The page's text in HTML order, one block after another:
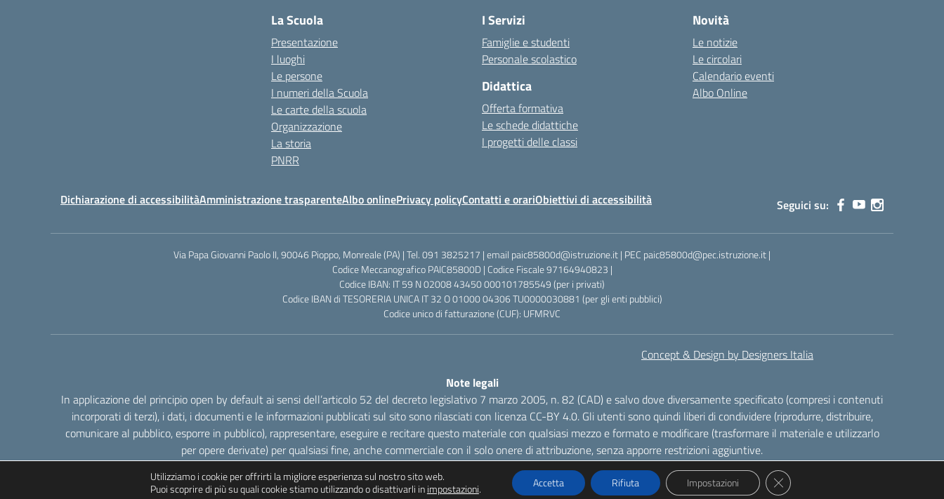
La Scuola
Presentazione
I luoghi
Le persone
I numeri della Scuola
Le carte della scuola
Organizzazione
La storia
PNRR
I Servizi
Famiglie e studenti
Personale scolastico
Didattica
Offerta formativa
Le schede didattiche
I progetti delle classi
Novità
Le notizie
Le circolari
Calendario eventi
Albo Online
Dichiarazione di accessibilitàAmministrazione trasparenteAlbo onlinePrivacy policyContatti e orariObiettivi di accessibilità Seguici su:
Via Papa Giovanni Paolo II, 90046 Pioppo, Monreale (PA) | Tel. 091 3825217 | email paic85800d@istruzione.it | PEC paic85800d@pec.istruzione.it |
Codice Meccanografico PAIC85800D | Codice Fiscale 97164940823 |
Codice IBAN: IT 59 N 02008 43450 000101785549 (per i privati)
Codice IBAN di TESORERIA UNICA IT 32 O 01000 04306 TU0000030881 (per gli enti pubblici)
Codice unico di fatturazione (CUF): UFMRVC
Concept & Design by Designers Italia
Note legali
In applicazione del principio open by default ai sensi dell’articolo 52 del decreto legislativo 7 marzo 2005, n. 82 (CAD) e salvo dove diversamente specificato (compresi i contenuti
incorporati di terzi), i dati, i documenti e le informazioni pubblicati sul sito sono rilasciati con licenza CC-BY 4.0. Gli utenti sono quindi liberi di condividere (riprodurre, distribuire,
comunicare al pubblico, esporre in pubblico), rappresentare, eseguire e recitare questo materiale con qualsiasi mezzo e formato e modificare (trasformare il materiale e utilizzarlo
per opere derivate) per qualsiasi fine, anche commerciale con il solo onere di attribuzione, senza apporre restrizioni aggiuntive.
Utilizziamo i cookie per offrirti la migliore esperienza sul nostro sito web.
Puoi scoprire di più su quali cookie stiamo utilizzando o disattivarli inimpostazioni. Accetta Rifiuta Impostazioni Close GDPR Cookie Banner